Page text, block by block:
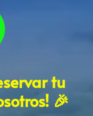
tu
🎉